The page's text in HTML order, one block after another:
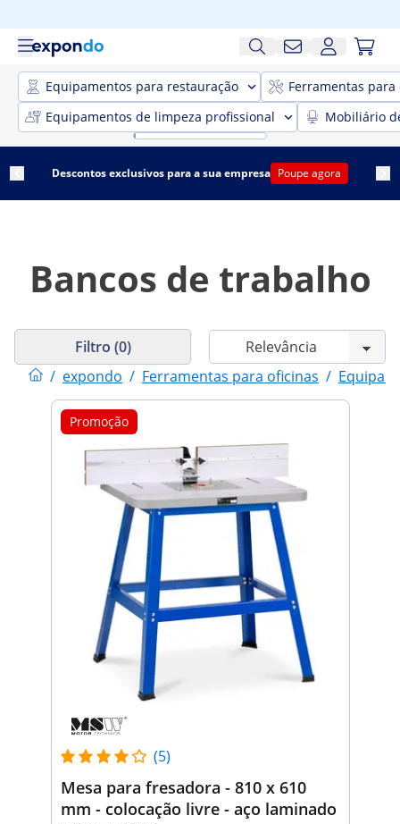
Equipamentos para restauração
Ferramentas para
Equipamentos de limpeza profissional
Mobiliário
Descontos exclusivos para a sua empresa Poupe agora
Bancos de trabalho
/ expondo / Ferramentas para oficinas /
Filtro (0)
Promoção
(5)
Mesa para fresadora - 810 x 610
mm - colocação livre - aço laminado